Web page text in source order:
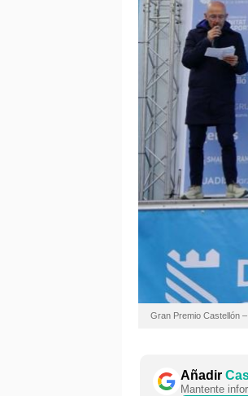
Gran Premio Castellón
Añadir
Mantente